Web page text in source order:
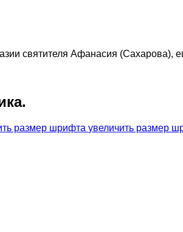
святителя Афанасия (Сахарова),
увеличить размер